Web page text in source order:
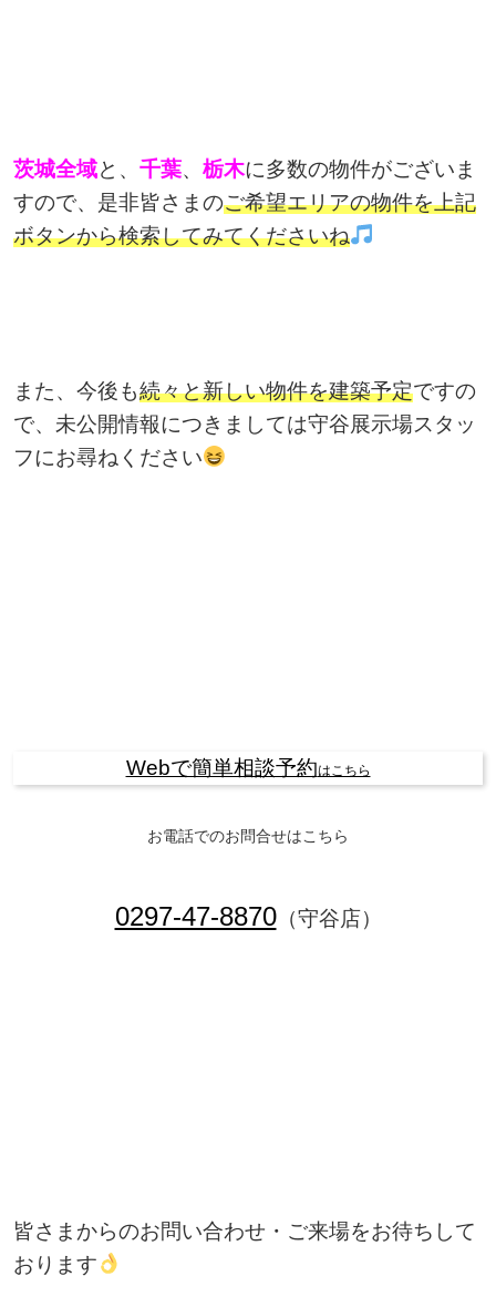
茨城全域と、 千葉、 栃木に多数の物件がございま
すので、是非皆さまのご希望エリアの物件を上記
ボタンから検索してみてくださいね
また、今後も続々と新しい物件を建築予定ですの
で、未公開情報につきましては守谷展示場スタッ
フにお尋ねください
Webで簡単相談予約はこちら
お電話でのお問合せはこちら
0297-47-8870（守谷店）
皆さまからのお問い合わせ・ご来場をお待ちして
おります